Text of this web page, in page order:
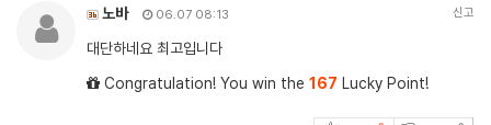
노바 06.07 08:13 신고
대단하네요 최고입니다
Congratulation! You win the 167 Lucky Point!